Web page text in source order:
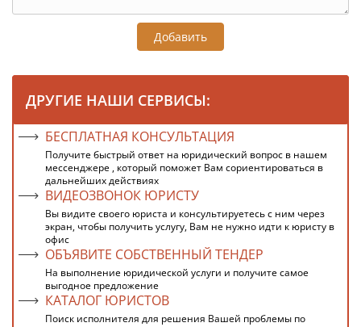
Добавить
ДРУГИЕ НАШИ СЕРВИСЫ:
БЕСПЛАТНАЯ КОНСУЛЬТАЦИЯ
Получите быстрый ответ на юридический вопрос в нашем
мессенджере , который поможет Вам сориентироваться в
дальнейших действиях
ВИДЕОЗВОНОК ЮРИСТУ
Вы видите своего юриста и консультируетесь с ним через
экран, чтобы получить услугу, Вам не нужно идти к юристу в
офис
ОБЪЯВИТЕ СОБСТВЕННЫЙ ТЕНДЕР
На выполнение юридической услуги и получите самое
выгодное предложение
КАТАЛОГ ЮРИСТОВ
Поиск исполнителя для решения Вашей проблемы по